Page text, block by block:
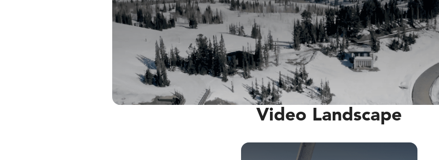
Video Landscape